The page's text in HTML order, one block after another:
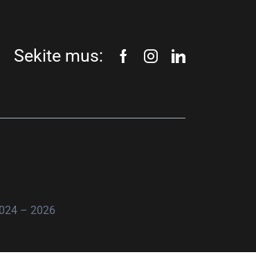
Sekite mus:
– 2026